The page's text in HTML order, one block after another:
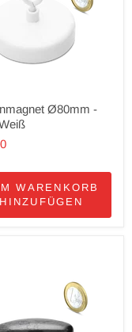
Ø80mm -
WARENKORB
HINZUFÜGEN